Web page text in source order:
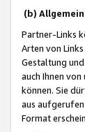
(b)
Partner-Links
Arten von
Gestaltung
auch Ihnen
können. Sie
aus
Format